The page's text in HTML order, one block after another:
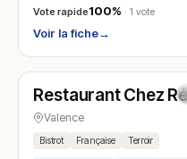
Vote rapide100% · 1 vote
Voir la fiche→
N° 6
Restaurant Chez
Valence
Bistrot Française Terroir